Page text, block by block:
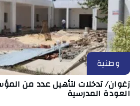
وطنية
زغوان/ تدخلات لتأهيل عدد من
العودة المدرسية